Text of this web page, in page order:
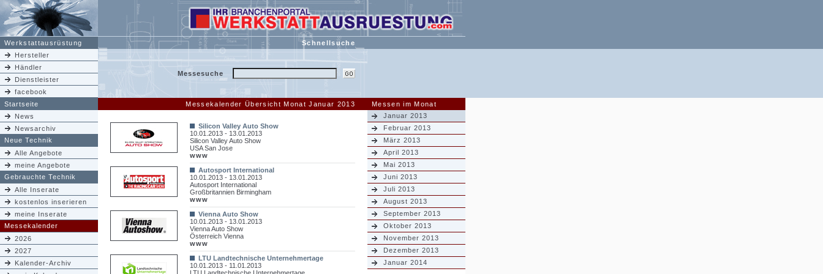
Werkstattausrüstung
Schnellsuche
Hersteller
Händler
Dienstleister
facebook
Messesuche
Startseite Messekalender Übersicht Monat Januar 2013
Messen im Monat
News
Newsarchiv
Neue Technik
Alle Angebote
meine Angebote
Gebrauchte Technik
Alle Inserate
kostenlos inserieren
meine Inserate
Messekalender
2026
2027
Kalender-Archiv
Silicon Valley Auto Show
10.01.2013 - 13.01.2013
Silicon Valley Auto Show
USA San Jose
www
Autosport International
10.01.2013 - 13.01.2013
Autosport International
Großbritannien Birmingham
www
Vienna Auto Show
10.01.2013 - 13.01.2013
Vienna Auto Show
Österreich Vienna
www
LTU Landtechnische Unternehmertage
10.01.2013 - 11.01.2013
Januar 2013
Februar 2013
März 2013
April 2013
Mai 2013
Juni 2013
Juli 2013
August 2013
September 2013
Oktober 2013
November 2013
Dezember 2013
Januar 2014